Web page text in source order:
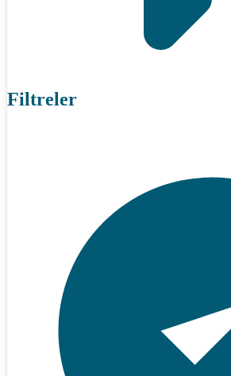
Filtreler